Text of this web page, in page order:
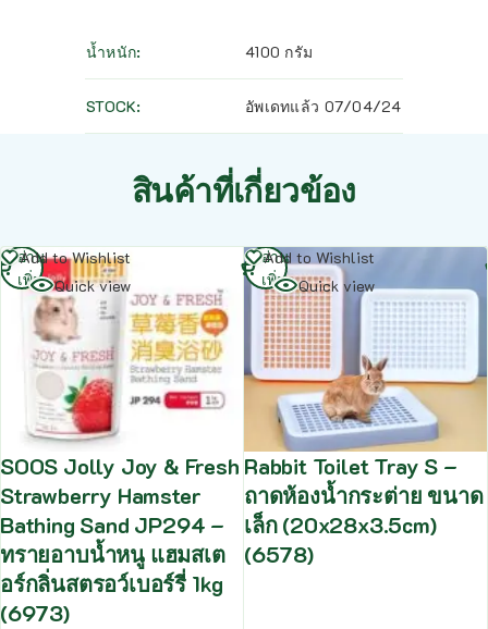
น้ำหนัก 4100 กรัม
STOCK อัพเดทแล้ว 07/04/24
สินค้าที่เกี่ยวข้อง
Add to Wishlist
Quick view
SOOS Jolly Joy & Fresh
Strawberry Hamster
Bathing Sand JP294 –
ทรายอาบน้ำหนู แฮมสเต
อร์กลิ่นสตรอว์เบอร์รี่ 1kg
(6973)
อ่าน
เพิ่ม
Add to Wishlist
Quick view
Rabbit Toilet Tray S –
ถาดห้องน้ำกระต่าย ขนาด
เล็ก (20x28x3.5cm)
(6578)
อ่าน
เพิ่ม